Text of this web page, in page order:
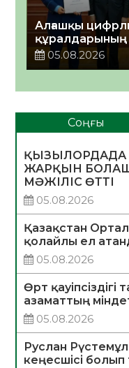
Алғашқы
05.08.2026
Соңғы
ҚЫЗЫЛОРДАДА
ЖАРҚЫН
МӘЖІЛІС ӨТТІ
05.08.2026
Қазақстан
қолайлы ел
05.08.2026
Өрт
азаматтың
05.08.2026
Руслан
кеңесшісі